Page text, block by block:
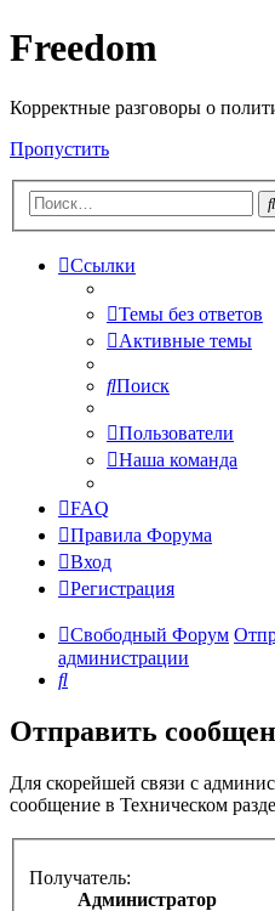
Freedom
Корректные разговоры о
Пропустить
Ссылки
Темы без ответов
Активные темы
Поиск
Пользователи
Наша команда
FAQ
Правила Форума
Вход
Регистрация
Свободный Форум
администрации
Поиск
Отправить
Для скорейшей связи с
сообщение в Техническом
Получатель:
Администратор